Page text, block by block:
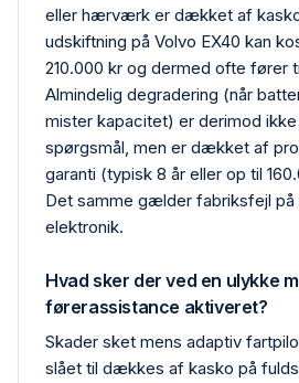
eller hærværk er dækket af
udskiftning på Volvo EX40 kan
210.000 kr og dermed ofte fører
Almindelig degradering (når
mister kapacitet) er derimod
spørgsmål, men er dækket af
garanti (typisk 8 år eller op til
Det samme gælder fabriks­fejl på
elektronik.
Hvad sker der ved en ulykke
førerassistance aktiveret?
Skader sket mens adaptiv
slået til dækkes af kasko på